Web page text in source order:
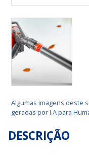
Algumas imagens deste
geradas por I.A para
DESCRIÇÃO